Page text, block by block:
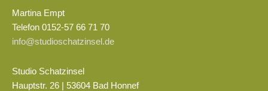
Martina Empt
Telefon 0152-57 66 71 70
info@studioschatzinsel.de
Studio Schatzinsel
Hauptstr. 26 | 53604 Bad Honnef